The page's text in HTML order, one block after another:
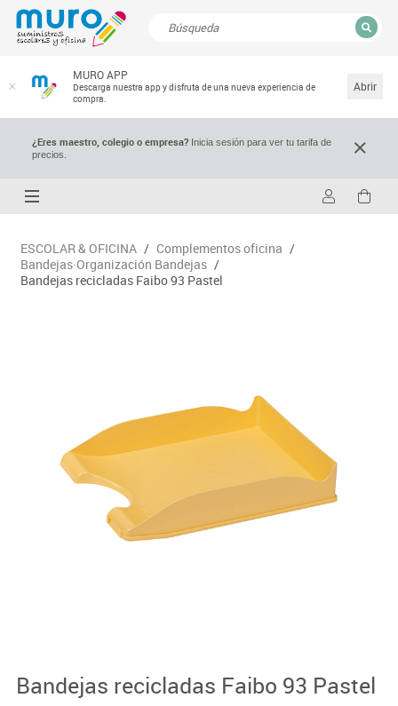
MURO APP
Descarga nuestra app y disfruta de una nueva experiencia de
compra.
Abrir
¿Eres maestro, colegio o empresa?Inicia sesión para ver tu tarifa de
precios.
ESCOLAR & OFICINA / Complementos oficina /
Bandejas·Organización Bandejas /
Bandejas recicladas Faibo 93 Pastel
Bandejas recicladas Faibo 93 Pastel